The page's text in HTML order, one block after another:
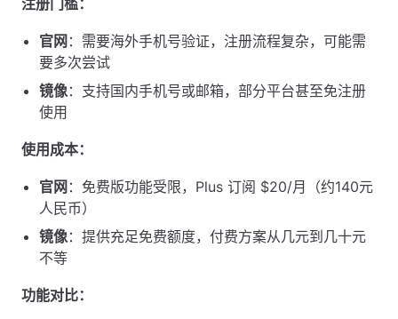
注册门槛：
官网 ：需要海外手机号验证，注册流程复杂，可能需
要多次尝试
镜像：支持国内手机号或邮箱，部分平台甚至免注册
使用
使用成本：
官网 ：免费版功能受限，Plus 订阅 $20/月（约140元
人民币）
镜像：提供充足免费额度，付费方案从几元到几十元
不等
功能对比：